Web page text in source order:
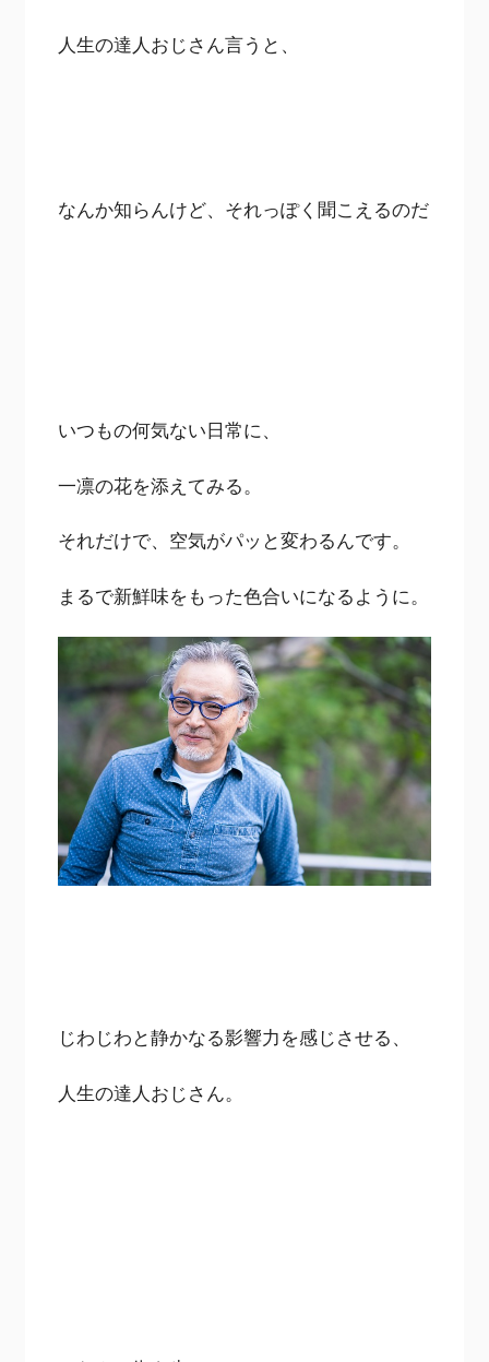
人生の達人おじさん言うと、
なんか知らんけど、それっぽく聞こえるのだ
いつもの何気ない日常に、
一凛の花を添えてみる。
それだけで、空気がパッと変わるんです。
まるで新鮮味をもった色合いになるように。
じわじわと静かなる影響力を感じさせる、
人生の達人おじさん。